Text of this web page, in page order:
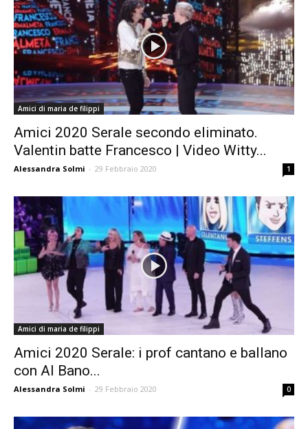
Amici di maria de filippi
Amici 2020 Serale secondo eliminato.
Valentin batte Francesco | Video Witty...
Alessandra Solmi - 29 Febbraio 2020 1
Amici di maria de filippi
Amici 2020 Serale: i prof cantano e ballano
con Al Bano...
Alessandra Solmi - 29 Febbraio 2020 0